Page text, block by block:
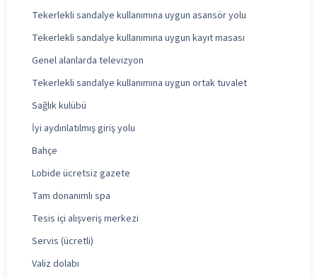
Tekerlekli sandalye kullanımına uygun asansör yolu
Tekerlekli sandalye kullanımına uygun kayıt masası
Genel alanlarda televizyon
Tekerlekli sandalye kullanımına uygun ortak tuvalet
Sağlık kulübü
İyi aydınlatılmış giriş yolu
Bahçe
Lobide ücretsiz gazete
Tam donanımlı spa
Tesis içi alışveriş merkezi
Servis (ücretli)
Valiz dolabı